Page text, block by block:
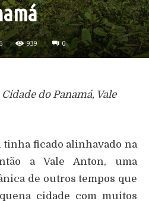
939 0
do Panamá, Vale
tinha ficado alinhavado na
a Vale Anton, uma
de outros tempos que
cidade com muitos